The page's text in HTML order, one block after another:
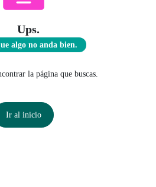
Ups.
algo no anda bien.
la página que buscas.
Ir al inicio